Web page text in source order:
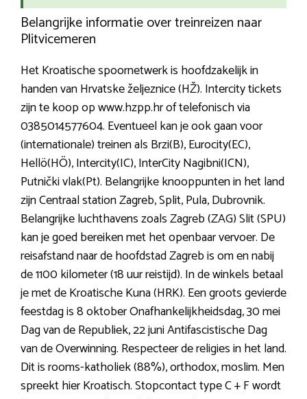
Belangrijke informatie over treinreizen naar
Plitvicemeren
Het Kroatische spoornetwerk is hoofdzakelijk in
handen van Hrvatske željeznice (HŽ). Intercity tickets
zijn te koop op www.hzpp.hr of telefonisch via
0385014577604. Eventueel kan je ook gaan voor
(internationale) treinen als Brzi(B), Eurocity(EC),
Hellö(HÖ), Intercity(IC), InterCity Nagibni(ICN),
Putnički vlak(Pt). Belangrijke knooppunten in het land
zijn Centraal station Zagreb, Split, Pula, Dubrovnik.
Belangrijke luchthavens zoals Zagreb (ZAG) Slit (SPU)
kan je goed bereiken met het openbaar vervoer. De
reisafstand naar de hoofdstad Zagreb is om en nabij
de 1100 kilometer (18 uur reistijd). In de winkels betaal
je met de Kroatische Kuna (HRK). Een groots gevierde
feestdag is 8 oktober Onafhankelijkheidsdag, 30 mei
Dag van de Republiek, 22 juni Antifascistische Dag
van de Overwinning. Respecteer de religies in het land.
Dit is rooms-katholiek (88%), orthodox, moslim. Men
spreekt hier Kroatisch. Stopcontact type C + F wordt